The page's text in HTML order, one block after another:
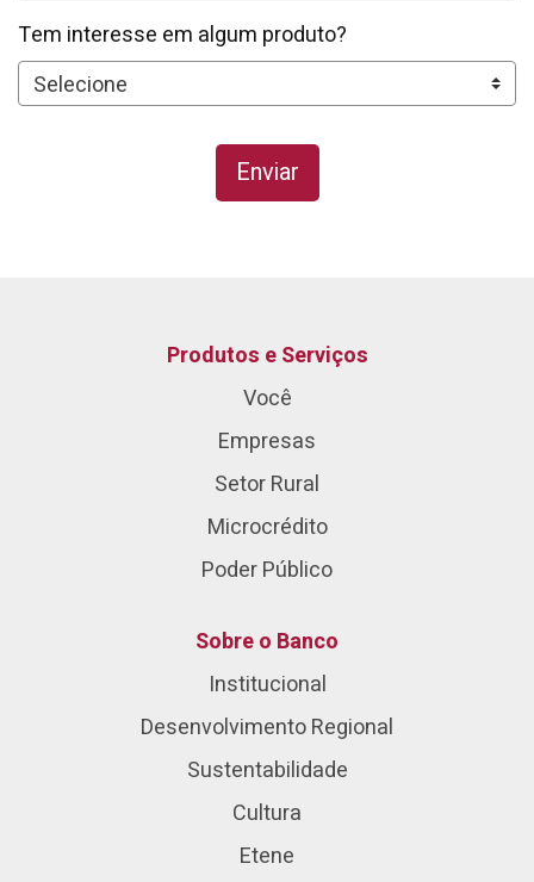
Tem interesse em algum produto?
Produtos e Serviços
Você
Empresas
Setor Rural
Microcrédito
Poder Público
Sobre o Banco
Institucional
Desenvolvimento Regional
Sustentabilidade
Cultura
Etene